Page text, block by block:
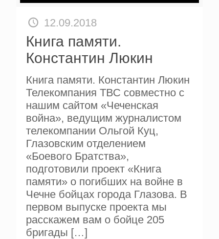
12.09.2018
Книга памяти.
Константин Люкин
Книга памяти. Константин Люкин
Телекомпания ТВС совместно с
нашим сайтом «Чеченская
война», ведущим журналистом
телекомпании Ольгой Куц,
Глазовским отделением
«Боевого Братства»,
подготовили проект «Книга
памяти» о погибших на войне в
Чечне бойцах города Глазова. В
первом выпуске проекта мы
расскажем вам о бойце 205
бригады […]